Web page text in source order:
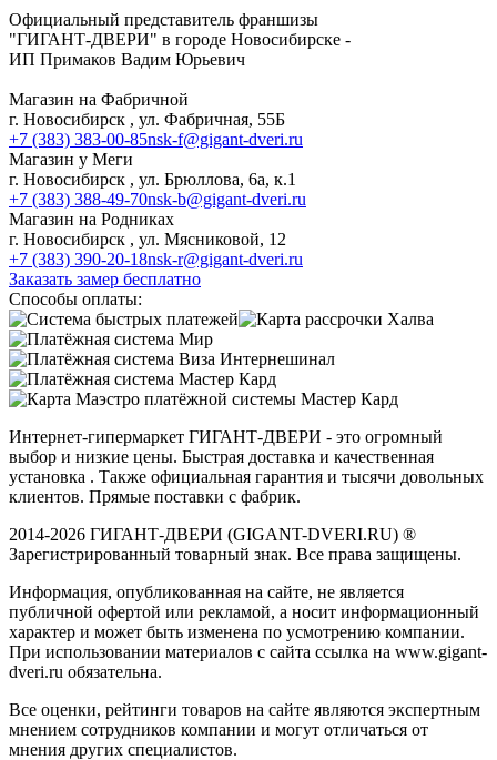
Официальный представитель франшизы
"ГИГАНТ-ДВЕРИ" в городе Новосибирске -
ИП Примаков Вадим Юрьевич
Магазин на Фабричной
г. Новосибирск , ул. Фабричная, 55Б
+7 (383) 383-00-85nsk-f@gigant-dveri.ru
Магазин у Меги
г. Новосибирск , ул. Брюллова, 6а, к.1
+7 (383) 388-49-70nsk-b@gigant-dveri.ru
Магазин на Родниках
г. Новосибирск , ул. Мясниковой, 12
+7 (383) 390-20-18nsk-r@gigant-dveri.ru
Заказать замер бесплатно
Способы оплаты:
Интернет-гипермаркет ГИГАНТ-ДВЕРИ - это огромный
выбор и низкие цены. Быстрая доставка и качественная
установка . Также официальная гарантия и тысячи довольных
клиентов. Прямые поставки с фабрик.
2014-2026 ГИГАНТ-ДВЕРИ (GIGANT-DVERI.RU) ®
Зарегистрированный товарный знак. Все права защищены.
Информация, опубликованная на сайте, не является
публичной офертой или рекламой, а носит информационный
характер и может быть изменена по усмотрению компании.
При использовании материалов с сайта ссылка на www.gigant-
dveri.ru обязательна.
Все оценки, рейтинги товаров на сайте являются экспертным
мнением сотрудников компании и могут отличаться от
мнения других специалистов.